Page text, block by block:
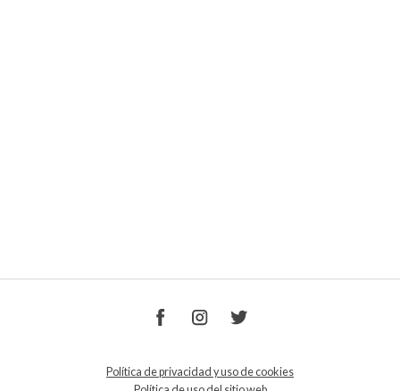
Política de privacidad y uso de cookies